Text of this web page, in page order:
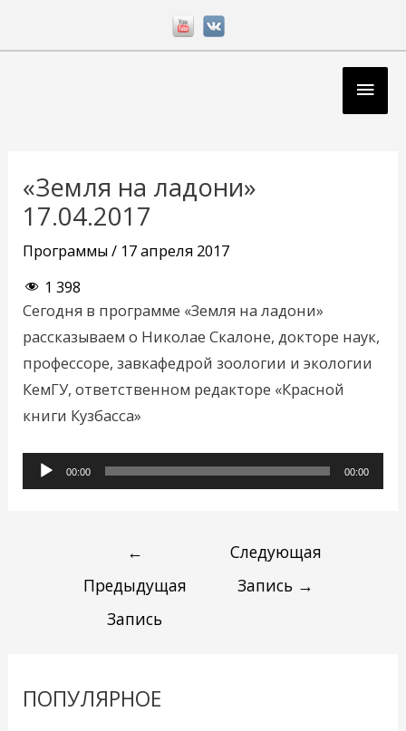
«Земля на ладони»
17.04.2017
Программы/ 17 апреля 2017
1 398
Сегодня в программе «Земля на ладони»
рассказываем о Николае Скалоне, докторе наук,
профессоре, завкафедрой зоологии и экологии
КемГУ, ответственном редакторе «Красной
книги Кузбасса»
Аудиоплеер
00:00 00:00
записям
←
Предыдущая
Запись
Следующая
Запись →
ПОПУЛЯРНОЕ